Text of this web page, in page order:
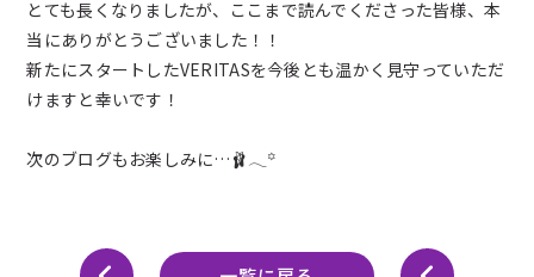
とても長くなりましたが、ここまで読んでくださった皆様、本
当にありがとうございました！！
新たにスタートしたVERITASを今後とも温かく見守っていただ
けますと幸いです！
次のブログもお楽しみに…🩰𓂃꙳